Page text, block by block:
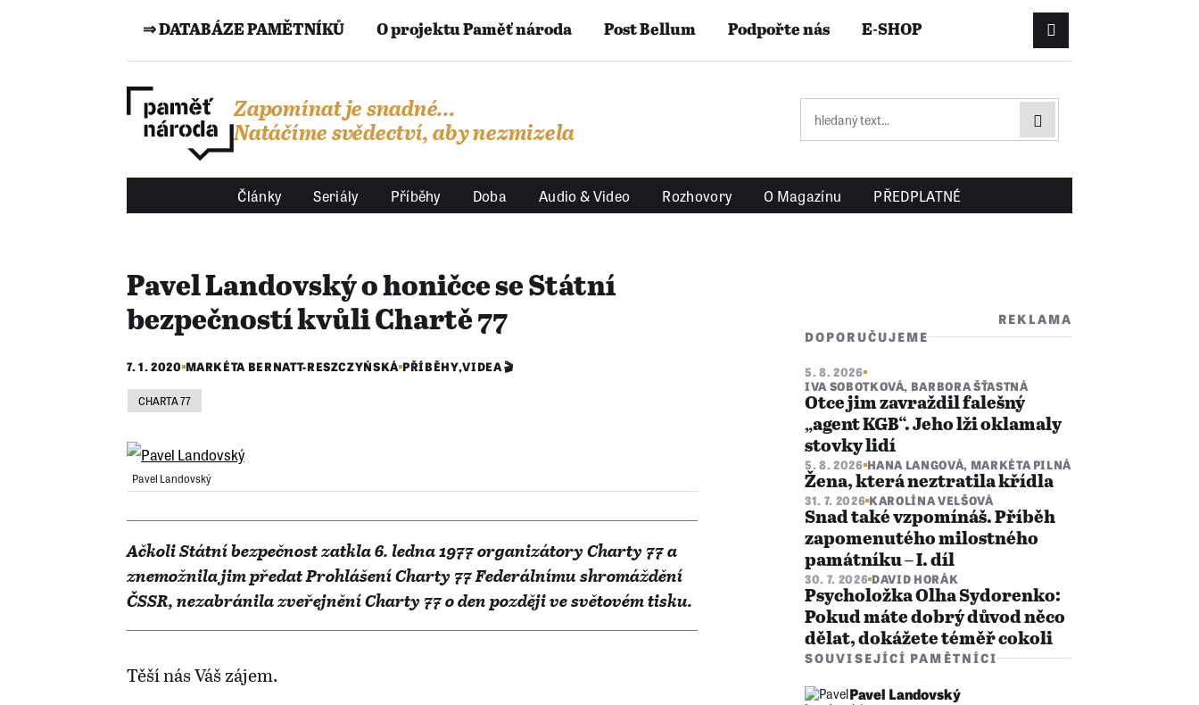
⇒ DATABÁZE PAMĚTNÍKŮ O projektu Paměť národa Post Bellum Podpořte nás E-SHOP
Přihlášení/
Zapomínat je snadné...
Natáčíme svědectví, aby nezmizela
Články Seriály Příběhy Doba Audio & Video Rozhovory O Magazínu PŘEDPLATNÉ
Pavel Landovský o honičce se Státní
bezpečností kvůli Chartě 77
7. 1. 2020 MARKÉTA BERNATT-RESZCZYŃSKÁ PŘÍBĚHY,VIDEA 🎬
CHARTA 77
Pavel Landovský
Ačkoli Státní bezpečnost zatkla 6. ledna 1977 organizátory Charty 77 a
znemožnila jim předat Prohlášení Charty 77 Federálnímu shromáždění
ČSSR, nezabránila zveřejnění Charty 77 o den později ve světovém tisku.
Těší nás Váš zájem.
REKLAMA
DOPORUČUJEME
5. 8. 2026
IVA SOBOTKOVÁ, BARBORA ŠŤASTNÁ
Otce jim zavraždil falešný
„agent KGB“. Jeho lži oklamaly
stovky lidí
5. 8. 2026 HANA LANGOVÁ, MARKÉTA PILNÁ
Žena, která neztratila křídla
31. 7. 2026 KAROLÍNA VELŠOVÁ
Snad také vzpomínáš. Příběh
zapomenutého milostného
památníku – I. díl
30. 7. 2026 DAVID HORÁK
Psycholožka Olha Sydorenko:
Pokud máte dobrý důvod něco
dělat, dokážete téměř cokoli
SOUVISEJÍCÍ PAMĚTNÍCI
Pavel Landovský